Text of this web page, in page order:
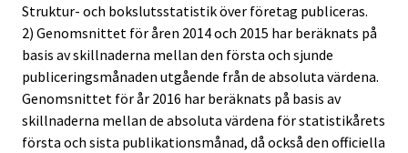
Struktur- och bokslutsstatistik över företag publiceras.
2) Genomsnittet för åren 2014 och 2015 har beräknats på
basis av skillnaderna mellan den första och sjunde
publiceringsmånaden utgående från de absoluta värdena.
Genomsnittet för år 2016 har beräknats på basis av
skillnaderna mellan de absoluta värdena för statistikårets
första och sista publikationsmånad, då också den officiella